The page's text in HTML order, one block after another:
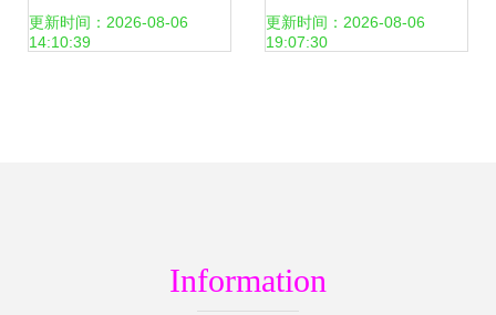
新兴能源“小巨
更新时间：2026-08-06
14:10:39
挖潜提质效，向外
更新时间：2026-08-06
19:07:30
Information